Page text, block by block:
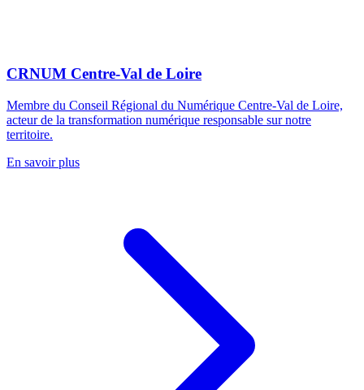
CRNUM Centre-Val de Loire
Membre du Conseil Régional du Numérique Centre-Val de Loire,
acteur de la transformation numérique responsable sur notre
territoire.
En savoir plus